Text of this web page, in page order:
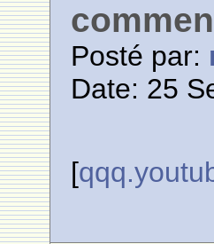
Posté par:
Date: 25
[